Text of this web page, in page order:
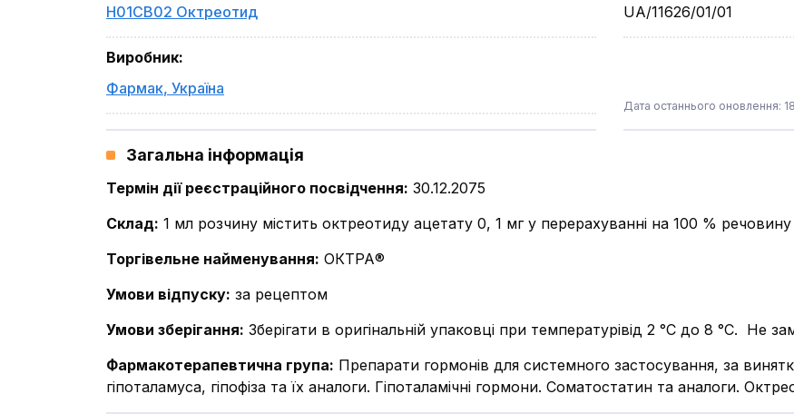
H01CB02 Октреотид
Виробник:
Фармак, Україна
UA/11626/01/01
Дата останнього оновлення:
Загальна інформація
Термін дії реєстраційного посвідчення: 30.12.2075
Склад: 1 мл розчину містить октреотиду ацетату 0, 1 мг у перерахуванні на 100 % речовину
Торгівельне найменування: ОКТРА®
Умови відпуску: за рецептом
Умови зберігання: Зберігати в оригінальній упаковці при температурівід 2 °С до 8 °С. Не
Фармакотерапевтична група: Препарати гормонів для системного застосування, за
гіпоталамуса, гіпофіза та їх аналоги. Гіпоталамічні гормони. Соматостатин та аналоги.